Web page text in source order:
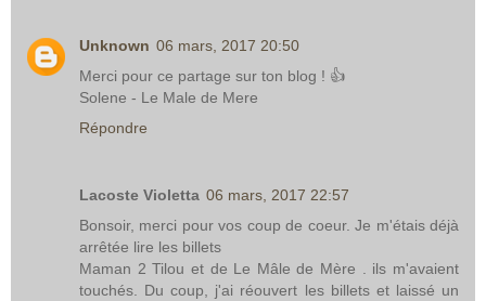
Unknown 06 mars, 2017 20:50
Merci pour ce partage sur ton blog ! 👍
Solene - Le Male de Mere
Répondre
Lacoste Violetta 06 mars, 2017 22:57
Bonsoir, merci pour vos coup de coeur. Je m'étais déjà
arrêtée lire les billets
Maman 2 Tilou et de Le Mâle de Mère . ils m'avaient
touchés. Du coup, j'ai réouvert les billets et laissé un